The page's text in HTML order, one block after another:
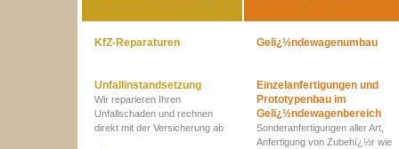
KfZ-Reparaturen
Unfallinstandsetzung
Wir reparieren Ihren
Unfallschaden und rechnen
direkt mit der Versicherung ab
Gelï¿½ndewagenumbau
Einzelanfertigungen und
Prototypenbau im
Gelï¿½ndewagenbereich
Sonderanfertigungen aller Art,
Anfertigung von Zubehï¿½r wie